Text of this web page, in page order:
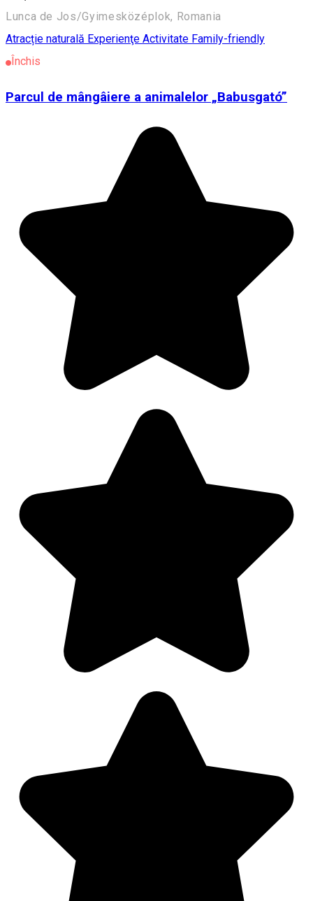
Lunca de Jos/Gyimesközéplok, Romania
Atracție naturală Experienţe Activitate Family-friendly
Închis
Parcul de mângâiere a animalelor „Babusgató”